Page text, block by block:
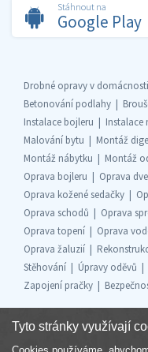
Stáhnout na
Google Play
Drobné opravy v domácnosti
Betonování podlahy
Instalace bojleru
Instalace
Malování bytu
Montáž
Montáž nábytku
Montáž
Oprava bojleru
Oprava
Oprava kožené sedačky
Oprava schodů
Oprava
Oprava topení
Oprava
Oprava žaluzií
Stěhování
Úpravy oděvů
Zapojení pračky
Tyto stránky využívají